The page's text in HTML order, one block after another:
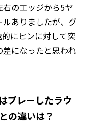
のエッジから5ヤ
ありましたが、グ
にピンに対して突
になったと思われ
プレーしたラウ
の違いは？